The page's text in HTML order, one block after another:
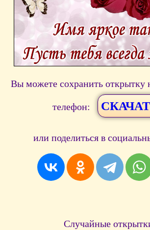
Вы можете сохранить открытку
телефон:
или поделиться в
Случайные